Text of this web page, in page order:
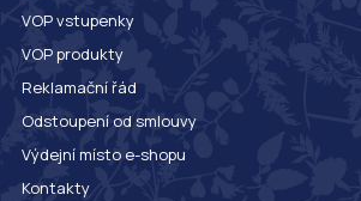
VOP vstupenky
VOP produkty
Reklamační řád
Odstoupení od smlouvy
Výdejní místo e-shopu
Kontakty